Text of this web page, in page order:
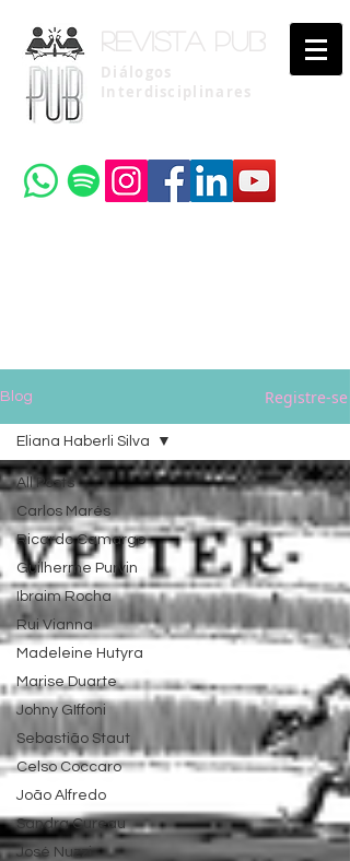
Revista pub
Diálogos
Interdisciplinares
Blog Registre-se
All Posts
Carlos Marés
Ricardo Camargo
Guilherme Purvin
Ibraim Rocha
Rui Vianna
Madeleine Hutyra
Marise Duarte
Johny GIffoni
Sebastião Staut
Celso Coccaro
João Alfredo
Sandra Cureau
José Nuzzi
Eliana Haberli Silva